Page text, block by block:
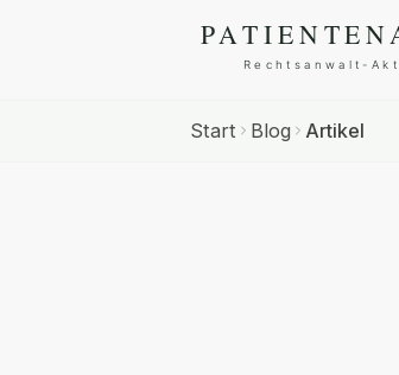
Start Blog Artikel